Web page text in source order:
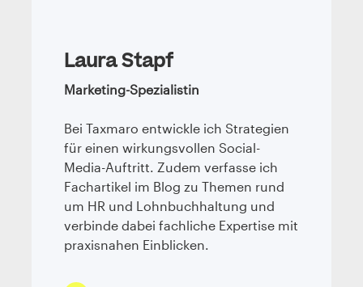
Laura Stapf
Marketing-Spezialistin
Bei Taxmaro entwickle ich Strategien
für einen wirkungsvollen Social-
Media-Auftritt. Zudem verfasse ich
Fachartikel im Blog zu Themen rund
um HR und Lohnbuchhaltung und
verbinde dabei fachliche Expertise mit
praxisnahen Einblicken.